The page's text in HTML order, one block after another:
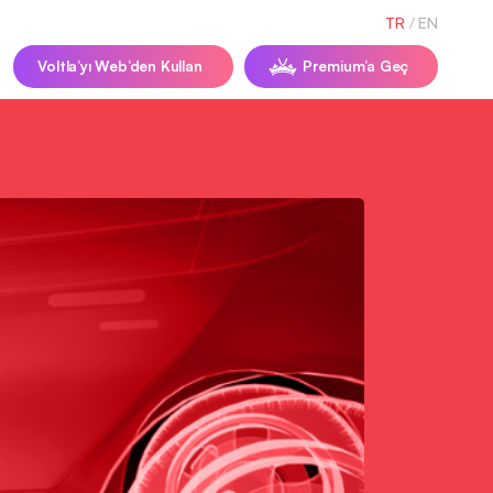
TR / EN
Voltla’yı Web’den Kullan Premium’a Geç